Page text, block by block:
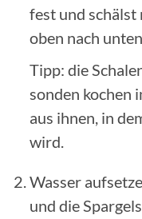
fest und schälst
oben nach
Tipp: die
sonden kochen
aus ihnen, in
wird.
Wasser
und die